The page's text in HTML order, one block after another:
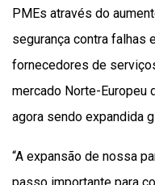
PMEs através do
segurança contra falhas
fornecedores de
mercado Norte-Europeu
agora sendo expandida
“A expansão de nossa